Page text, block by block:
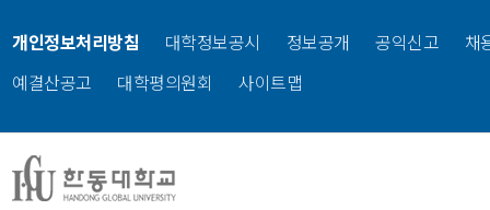
개인정보처리방침 대학정보공시 정보공개 공익신고
채
예결산공고
대학평의원회 사이트맵